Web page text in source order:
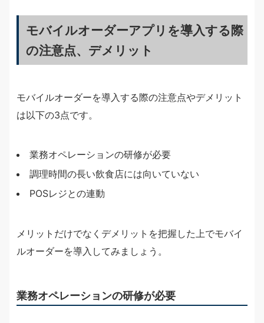
モバイルオーダーアプリを導入する際
の注意点、デメリット
モバイルオーダーを導入する際の注意点やデメリット
は以下の3点です。
業務オペレーションの研修が必要
調理時間の長い飲食店には向いていない
POSレジとの連動
メリットだけでなくデメリットを把握した上でモバイ
ルオーダーを導入してみましょう。
業務オペレーションの研修が必要